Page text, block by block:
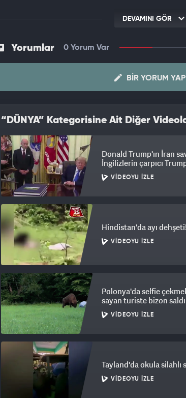
DEVAMINI GÖR
Yorumlar 0 Yorum Var
BIR YORUM
“DÜNYA” Kategorisine Ait Diğer
Donald Trump'ın İran
İngilizlerin çarpıcı
VIDEOYU İZLE
Hindistan'da ayı
VIDEOYU İZLE
Polonya'da selfie
sayan turiste bizon
VIDEOYU İZLE
Tayland'da okula silahlı
VIDEOYU İZLE